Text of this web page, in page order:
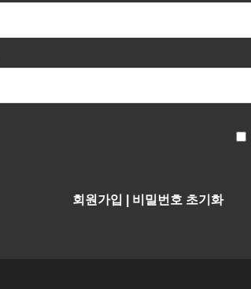
회원가입 비밀번호 초기화